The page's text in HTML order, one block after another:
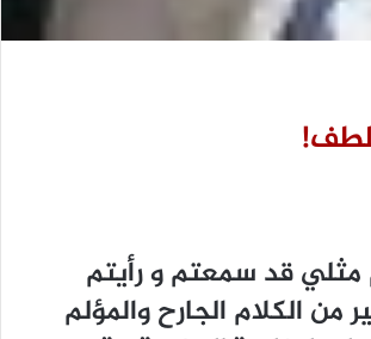
ﻗﺪ ﺳﻤﻌﺘﻢ ﻭ ﺭﺃﻳﺘﻢ
ﻣﻦ ﺍﻟﻜﻼﻡ ﺍﻟﺠﺎﺭﺡ ﻭﺍﻟﻤﺆﻟﻢ